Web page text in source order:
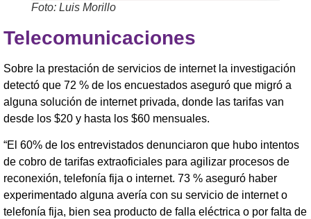
Foto: Luis Morillo
Telecomunicaciones
Sobre la prestación de servicios de internet la investigación
detectó que 72 % de los encuestados aseguró que migró a
alguna solución de internet privada, donde las tarifas van
desde los $20 y hasta los $60 mensuales.
“El 60% de los entrevistados denunciaron que hubo intentos
de cobro de tarifas extraoficiales para agilizar procesos de
reconexión, telefonía fija o internet. 73 % aseguró haber
experimentado alguna avería con su servicio de internet o
telefonía fija, bien sea producto de falla eléctrica o por falta de